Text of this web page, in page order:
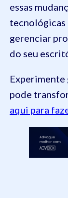
essas
tecnológicas
gerenciar
do seu
Experimente
pode
aqui para